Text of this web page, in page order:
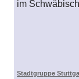
Stadtgruppe